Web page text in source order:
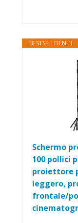
BESTSELLER N. 3
Schermo
100 pollici
proiettore
leggero,
frontale/